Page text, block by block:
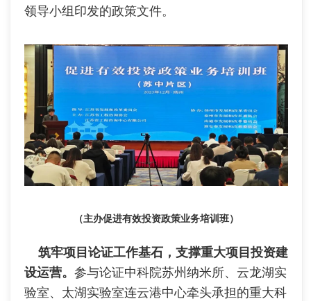
领导小组印发的政策文件。
（主办促进有效投资政策业务培训班）
筑牢项目论证工作基石，支撑重大项目投资建
设运营。 参与论证中科院苏州纳米所、云龙湖实
验室、太湖实验室连云港中心牵头承担的重大科